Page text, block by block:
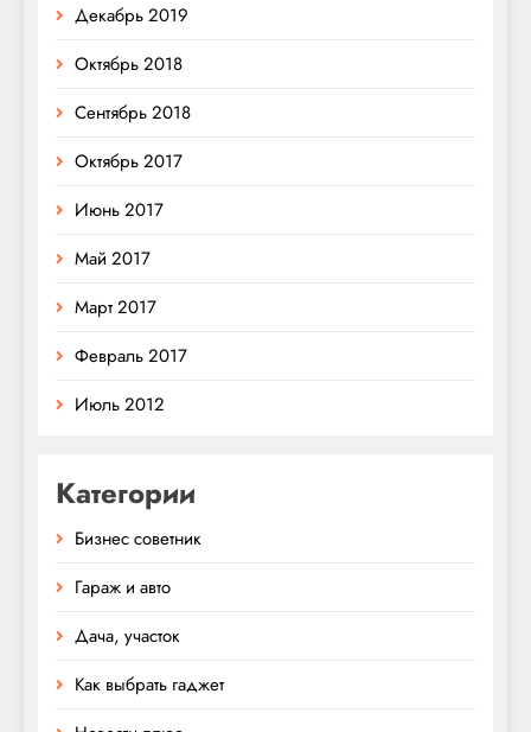
Декабрь 2019
Октябрь 2018
Сентябрь 2018
Октябрь 2017
Июнь 2017
Май 2017
Март 2017
Февраль 2017
Июль 2012
Категории
Бизнес советник
Гараж и авто
Дача, участок
Как выбрать гаджет